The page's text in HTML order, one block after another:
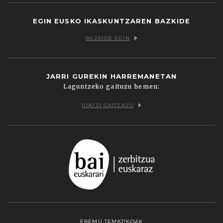
EGIN EUSKO IKASKUNTZAREN BAZKIDE
BAZKIDE EGIN
JARRI GUREKIN HARREMANETAN
Laguntzeko gaituzu hemen:
IDATZI GAITZAZU
EREMU TEMATIKOAK